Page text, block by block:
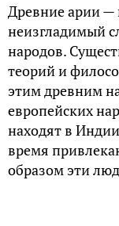
Древние арии —
неизгладимый
народов.
теорий и
этим древним
европейских
находят в
время
образом эти